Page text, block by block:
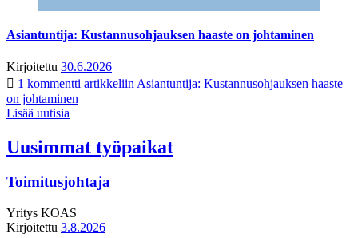
Asiantuntija: Kustannusohjauksen haaste on johtaminen
Kirjoitettu 30.6.2026
1 kommentti artikkeliin Asiantuntija: Kustannusohjauksen haaste
on johtaminen
Lisää uutisia
Uusimmat työpaikat
Toimitusjohtaja
Yritys KOAS
Kirjoitettu 3.8.2026